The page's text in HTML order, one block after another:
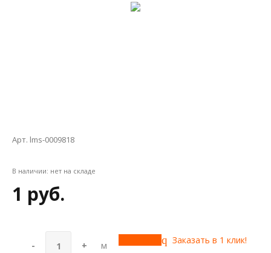
Арт. lms-0009818
В наличии: нет на складе
1 руб.
- + м Заказать в 1 клик!